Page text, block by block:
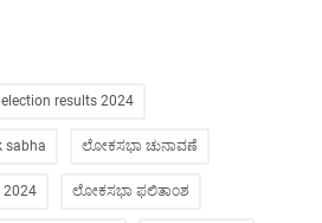
election results 2024
sabha ಲೋಕಸಭಾ ಚುನಾವಣೆ
ಲೋಕಸಭಾ ಫಲಿತಾಂಶ